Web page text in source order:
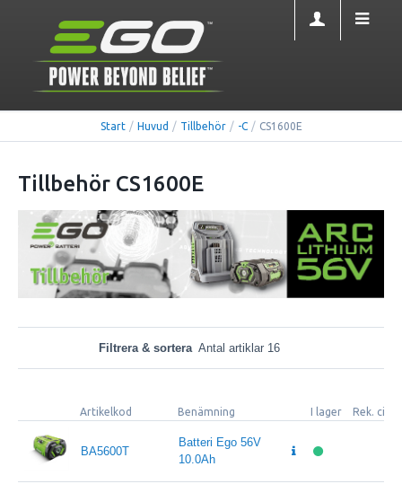
Start / Huvud / Tillbehör / -C / CS1600E
Tillbehör CS1600E
Filtrera & sortera Antal artiklar 16
Artikelkod Benämning I lager Rek.
BA5600T
Batteri Ego 56V
10.0Ah